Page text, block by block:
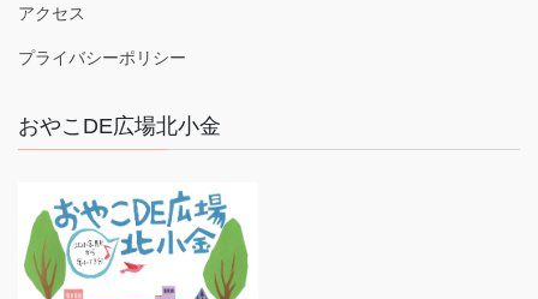
アクセス
プライバシーポリシー
おやこDE広場北小金